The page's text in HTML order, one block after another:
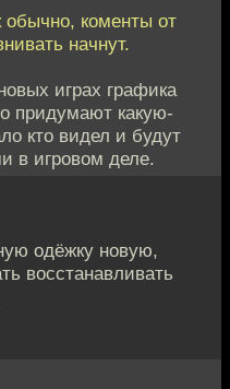
коменты от
начнут.
играх графика
придумают какую-
кто видел и будут
в игровом деле.
одёжку новую,
восстанавливать